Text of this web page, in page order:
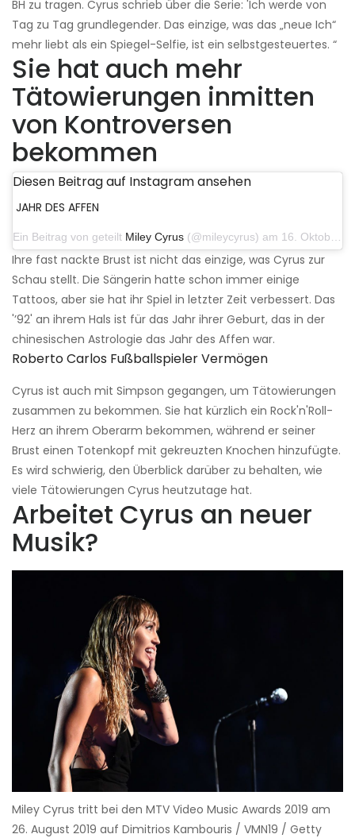
BH zu tragen. Cyrus schrieb über die Serie: 'Ich werde von
Tag zu Tag grundlegender. Das einzige, was das „neue Ich“
mehr liebt als ein Spiegel-Selfie, ist ein selbstgesteuertes. “
Sie hat auch mehr
Tätowierungen inmitten
von Kontroversen
bekommen
Diesen Beitrag auf Instagram ansehen
JAHR DES AFFEN
Ein Beitrag von geteilt Miley Cyrus (@mileycyrus) am 16. Oktober 2019 um 19:04 Uhr PDT
Ihre fast nackte Brust ist nicht das einzige, was Cyrus zur
Schau stellt. Die Sängerin hatte schon immer einige
Tattoos, aber sie hat ihr Spiel in letzter Zeit verbessert. Das
'’92' an ihrem Hals ist für das Jahr ihrer Geburt, das in der
chinesischen Astrologie das Jahr des Affen war.
Roberto Carlos Fußballspieler Vermögen
Cyrus ist auch mit Simpson gegangen, um Tätowierungen
zusammen zu bekommen. Sie hat kürzlich ein Rock'n'Roll-
Herz an ihrem Oberarm bekommen, während er seiner
Brust einen Totenkopf mit gekreuzten Knochen hinzufügte.
Es wird schwierig, den Überblick darüber zu behalten, wie
viele Tätowierungen Cyrus heutzutage hat.
Arbeitet Cyrus an neuer
Musik?
Miley Cyrus tritt bei den MTV Video Music Awards 2019 am
26. August 2019 auf Dimitrios Kambouris / VMN19 / Getty